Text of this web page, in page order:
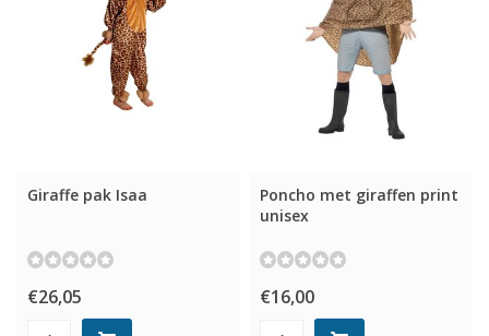
Giraffe pak Isaa
€26,05
Poncho met giraffen print
unisex
€16,00